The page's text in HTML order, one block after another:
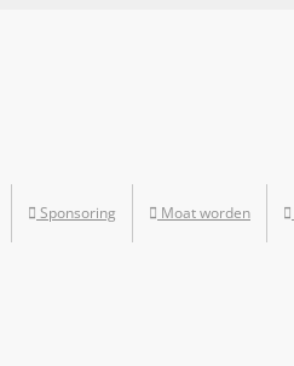
Sponsoring Moat worden